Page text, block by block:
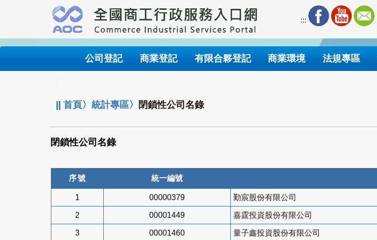
要
內
:::
公司登記 商業登記 有限合夥登記 商業環境 法規專區
||首頁〉統計專區〉 閉鎖性公司名錄
閉鎖性公司名錄
序號 統一編號
1 00000379 勤宸股份有限公司
2 00001449 嘉霆投資股份有限公司
3 00001460 量子鑫投資股份有限公司